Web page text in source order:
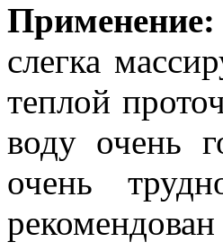
Применение:
слегка
теплой
воду очень
очень